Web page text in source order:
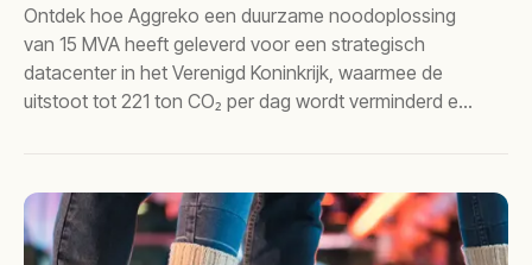
Ontdek hoe Aggreko een duurzame noodoplossing
van 15 MVA heeft geleverd voor een strategisch
datacenter in het Verenigd Koninkrijk, waarmee de
uitstoot tot 221 ton CO₂ per dag wordt verminderd en